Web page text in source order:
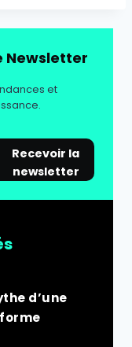
Newsletter
et
Recevoir la
newsletter
d’une